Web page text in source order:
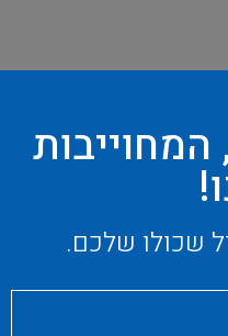
שכולו שלכם.